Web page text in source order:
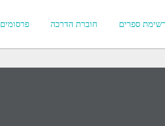
פרסומים חוברת הדרכה ספרים